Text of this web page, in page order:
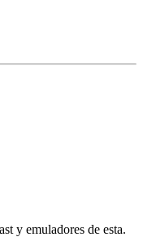
y emuladores de esta.